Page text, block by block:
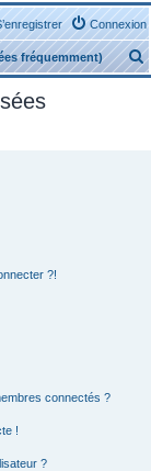
Connexion
fréquemment)
e
?!
connectés ?
!
?